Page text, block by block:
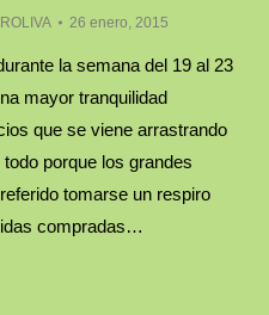
26 enero, 2015
la semana del 19 al 23
mayor tranquilidad
que se viene arrastrando
porque los grandes
tomarse un respiro
compradas…